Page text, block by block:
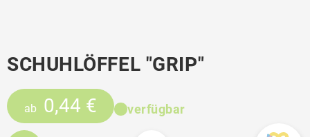
SCHUHLÖFFEL "GRIP"
ab 0,44 € verfügbar